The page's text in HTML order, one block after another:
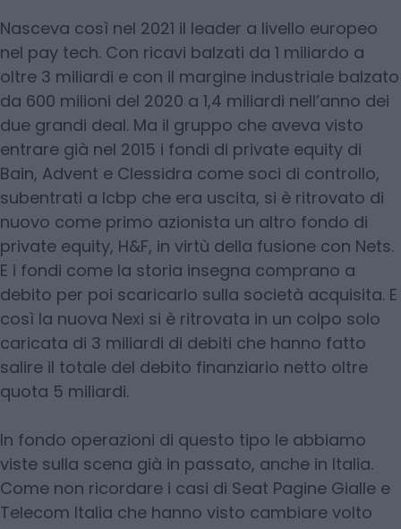
Nasceva così nel 2021 il leader a livello europeo
nel pay tech. Con ricavi balzati da 1 miliardo a
oltre 3 miliardi e con il margine industriale balzato
da 600 milioni del 2020 a 1,4 miliardi nell’anno dei
due grandi deal. Ma il gruppo che aveva visto
entrare già nel 2015 i fondi di private equity di
Bain, Advent e Clessidra come soci di controllo,
subentrati a Icbp che era uscita, si è ritrovato di
nuovo come primo azionista un altro fondo di
private equity, H&F, in virtù della fusione con Nets.
E i fondi come la storia insegna comprano a
debito per poi scaricarlo sulla società acquisita. E
così la nuova Nexi si è ritrovata in un colpo solo
caricata di 3 miliardi di debiti che hanno fatto
salire il totale del debito finanziario netto oltre
quota 5 miliardi.
In fondo operazioni di questo tipo le abbiamo
viste sulla scena già in passato, anche in Italia.
Come non ricordare i casi di Seat Pagine Gialle e
Telecom Italia che hanno visto cambiare volto